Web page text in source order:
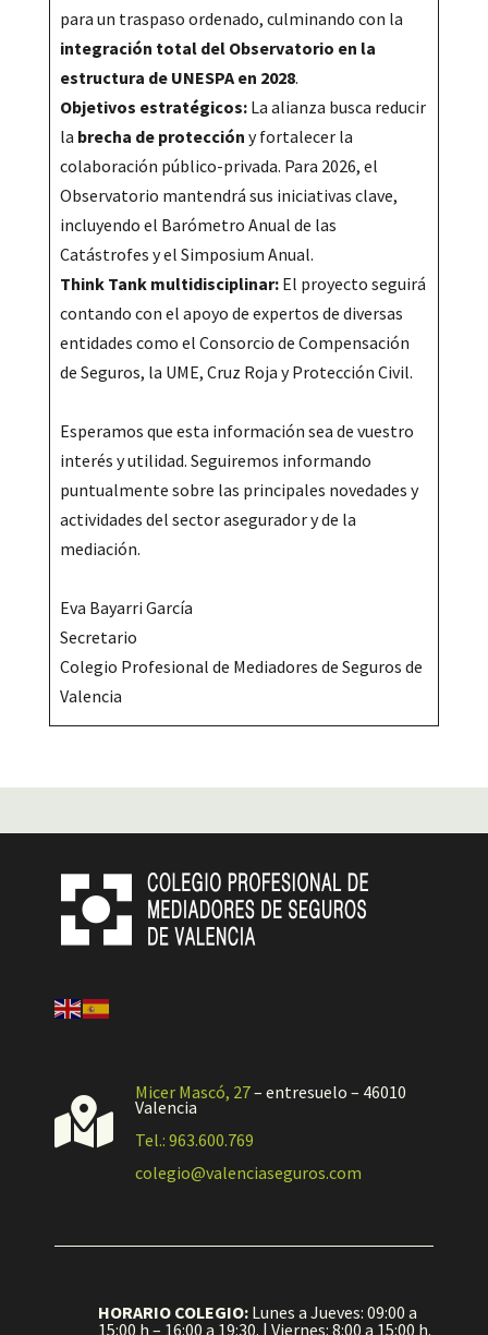
para un traspaso ordenado, culminando con la
integración total del Observatorio en la
estructura de UNESPA en 2028.
Objetivos estratégicos: La alianza busca reducir
la brecha de protección y fortalecer la
colaboración público-privada. Para 2026, el
Observatorio mantendrá sus iniciativas clave,
incluyendo el Barómetro Anual de las
Catástrofes y el Simposium Anual.
Think Tank multidisciplinar: El proyecto seguirá
contando con el apoyo de expertos de diversas
entidades como el Consorcio de Compensación
de Seguros, la UME, Cruz Roja y Protección Civil.
Esperamos que esta información sea de vuestro
interés y utilidad. Seguiremos informando
puntualmente sobre las principales novedades y
actividades del sector asegurador y de la
mediación.
Eva Bayarri García
Secretario
Colegio Profesional de Mediadores de Seguros de
Valencia

Micer Mascó, 27– entresuelo – 46010
Valencia
Tel.: 963.600.769
colegio@valenciaseguros.com
HORARIO COLEGIO: Lunes a Jueves: 09:00 a
15:00 h – 16:00 a 19:30. | Viernes: 8:00 a 15:00 h.